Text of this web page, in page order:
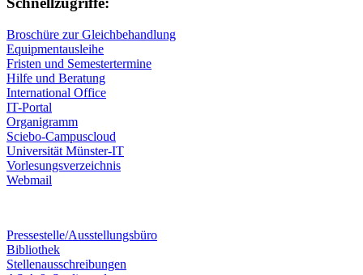
Broschüre zur Gleichbehandlung
Equipmentausleihe
Fristen und Semestertermine
Hilfe und Beratung
International Office
IT-Portal
Organigramm
Sciebo-Campuscloud
Universität Münster-IT
Vorlesungsverzeichnis
Webmail
Pressestelle/Ausstellungsbüro
Bibliothek
Stellenausschreibungen